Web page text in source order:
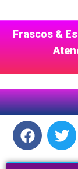
Frascos &